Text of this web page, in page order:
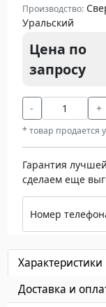
Производство:
Уральский
Цена по
запросу
- +
* товар продается
Гарантия
сделаем еще
Номер
Характеристики
Доставка и